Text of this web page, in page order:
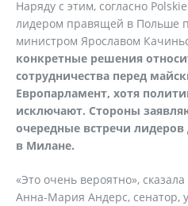
Наряду с этим, согласно
лидером правящей в Польше
министром Ярославом
конкретные решения
сотрудничества перед
Европарламент, хотя
исключают. Стороны
очередные встречи лидеров
в Милане.
«Это очень вероятно»,
Анна-Мария Андерс,